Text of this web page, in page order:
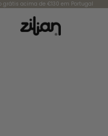
grátis acima de €130 em Portugal
Zilian